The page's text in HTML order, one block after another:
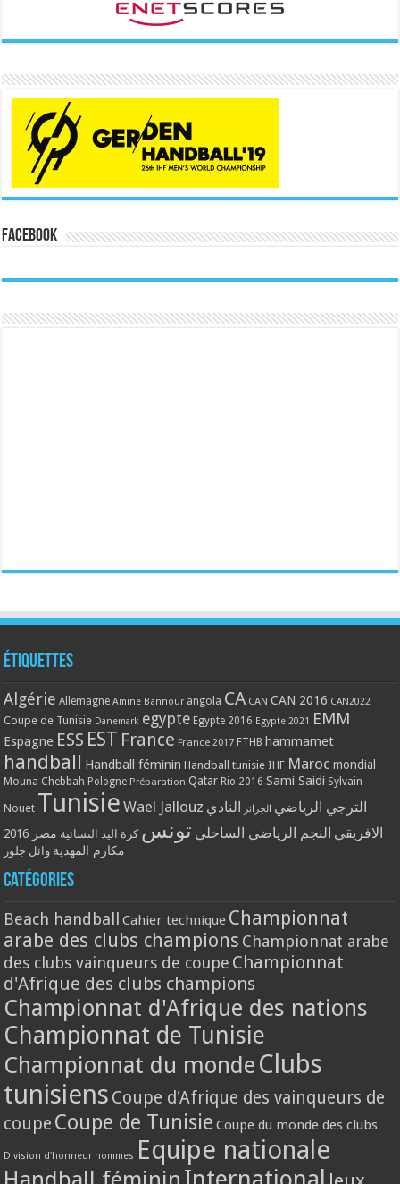
Facebook
Étiquettes
Algérie Allemagne Amine Bannour angola CA CAN CAN 2016 CAN2022
Coupe de Tunisie Danemark egypte Egypte 2016 Egypte 2021 EMM
Espagne ESS EST France France 2017 FTHB hammamet
handball Handball féminin Handball tunisie IHF Maroc mondial
Mouna Chebbah Pologne Préparation Qatar Rio 2016 Sami Saidi Sylvain
Nouet Tunisie Wael Jallouz الترجي الرياضي الجزائر النادي
الافريقي النجم الرياضي الساحلي تونس كرة اليد النسائية مصر 2016
مكارم المهدية وائل جلوز
Catégories
Beach handball Cahier technique Championnat
arabe des clubs champions Championnat arabe
des clubs vainqueurs de coupe Championnat
d'Afrique des clubs champions
Championnat d'Afrique des nations
Championnat de Tunisie
Championnat du monde Clubs
tunisiens Coupe d'Afrique des vainqueurs de
coupe Coupe de Tunisie Coupe du monde des clubs
Division d'honneur hommes Equipe nationale